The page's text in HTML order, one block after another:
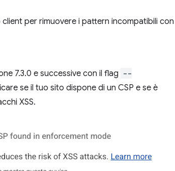
per rimuovere i pattern incompatibili con
7.3.0 e successive con il flag --
se il tuo sito dispone di un CSP e se è
XSS.